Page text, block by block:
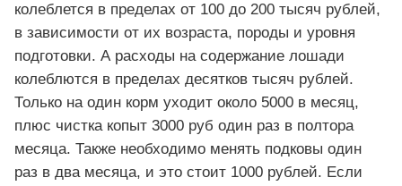
колеблется в пределах от 100 до 200 тысяч рублей,
в зависимости от их возраста, породы и уровня
подготовки. А расходы на содержание лошади
колеблются в пределах десятков тысяч рублей.
Только на один корм уходит около 5000 в месяц,
плюс чистка копыт 3000 руб один раз в полтора
месяца. Также необходимо менять подковы один
раз в два месяца, и это стоит 1000 рублей. Если